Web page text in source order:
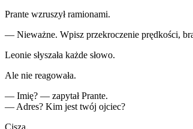
Prante wzruszył ramionami.
— Nieważne. Wpisz przekroczenie prędkości,
Leonie słyszała każde słowo.
Ale nie reagowała.
— Imię? — zapytał Prante.
— Adres? Kim jest twój ojciec?